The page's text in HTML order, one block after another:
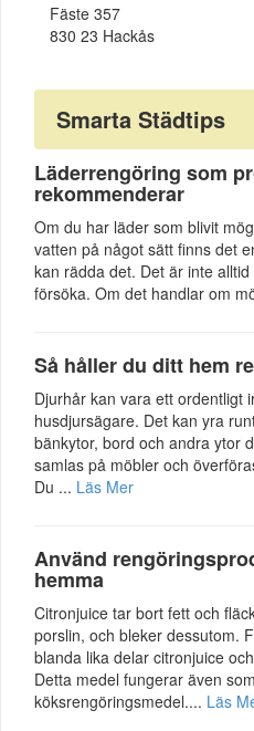
Fäste 357
830 23 Hackås
Smarta Städtips
Läderrengöring som
rekommenderar
Om du har läder som blivit
vatten på något sätt finns det
kan rädda det. Det är inte
försöka. Om det handlar om
Så håller du ditt hem
Djurhår kan vara ett ordentligt
husdjursägare. Det kan yra
bänkytor, bord och andra ytor
samlas på möbler och
Du ... Läs Mer
Använd
hemma
Citronjuice tar bort fett och
porslin, och bleker dessutom.
blanda lika delar citronjuice
Detta medel fungerar även
köksrengöringsmedel.... Läs